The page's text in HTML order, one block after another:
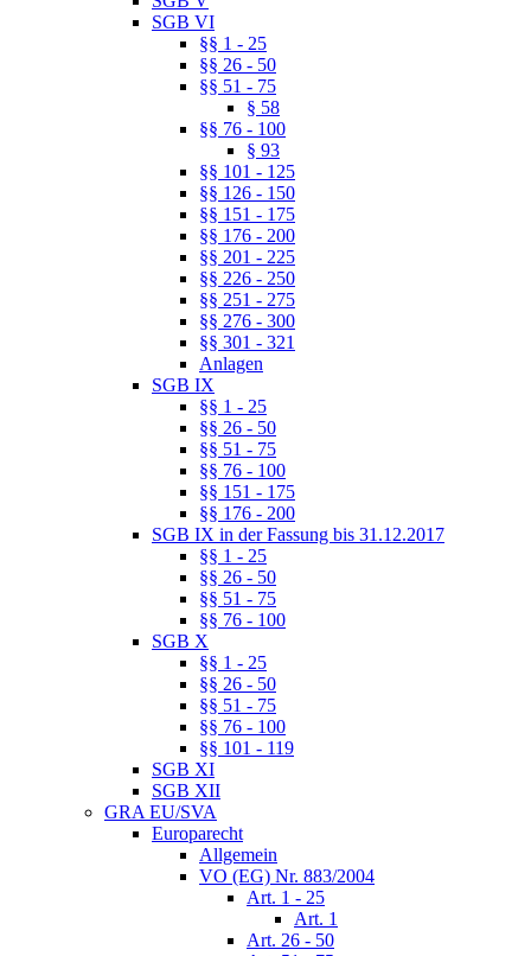
SGB VI
§§ 1 - 25
§§ 26 - 50
§§ 51 - 75
§ 58
§§ 76 - 100
§ 93
§§ 101 - 125
§§ 126 - 150
§§ 151 - 175
§§ 176 - 200
§§ 201 - 225
§§ 226 - 250
§§ 251 - 275
§§ 276 - 300
§§ 301 - 321
Anlagen
SGB IX
§§ 1 - 25
§§ 26 - 50
§§ 51 - 75
§§ 76 - 100
§§ 151 - 175
§§ 176 - 200
SGB IX in der Fassung bis 31.12.2017
§§ 1 - 25
§§ 26 - 50
§§ 51 - 75
§§ 76 - 100
SGB X
§§ 1 - 25
§§ 26 - 50
§§ 51 - 75
§§ 76 - 100
§§ 101 - 119
SGB XI
SGB XII
GRA EU/SVA
Europarecht
Allgemein
VO (EG) Nr. 883/2004
Art. 1 - 25
Art. 1
Art. 26 - 50